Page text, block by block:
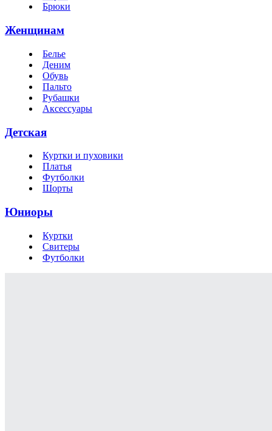
Брюки
Женщинам
Белье
Деним
Обувь
Пальто
Рубашки
Аксессуары
Детская
Куртки и пуховики
Платья
Футболки
Шорты
Юниоры
Куртки
Свитеры
Футболки